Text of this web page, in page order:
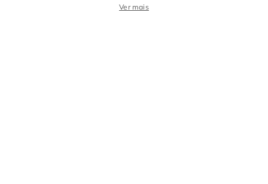
Ver mais